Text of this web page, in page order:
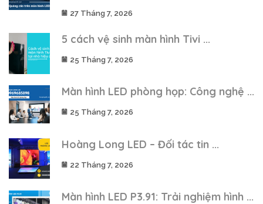
27 Tháng 7, 2026
5 cách vệ sinh màn hình Tivi ...
25 Tháng 7, 2026
Màn hình LED phòng họp: Công nghệ ...
25 Tháng 7, 2026
Hoàng Long LED – Đối tác tin ...
22 Tháng 7, 2026
Màn hình LED P3.91: Trải nghiệm hình ...